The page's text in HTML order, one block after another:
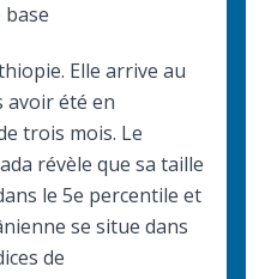
Elle arrive au
avoir été en
trois mois. Le
révèle que sa taille
le 5e percentile et
se situe dans
de